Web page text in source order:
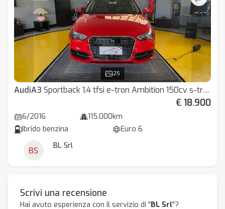
25
AudiA3 Sportback 1.4 tfsi e-tron Ambition 150cv s-tronic
€ 18.900
6/2016
115.000km
Ibrido benzina
Euro 6
BL Srl
Scrivi una recensione
Hai avuto esperienza con il servizio di "BL Srl"?